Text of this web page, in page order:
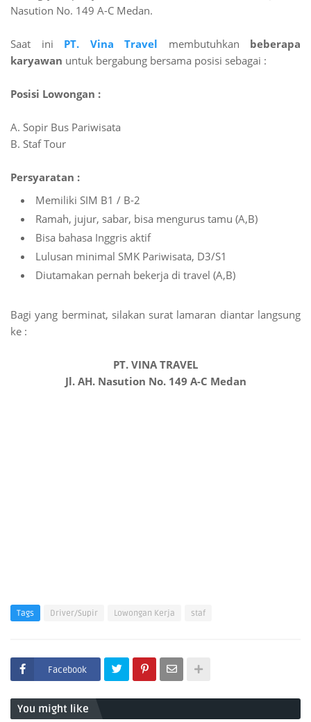
Nasution No. 149 A-C Medan.
Saat ini PT. Vina Travel membutuhkan beberapa
karyawan untuk bergabung bersama posisi sebagai :
Posisi Lowongan :
A. Sopir Bus Pariwisata
B. Staf Tour
Persyaratan :
Memiliki SIM B1 / B-2
Ramah, jujur, sabar, bisa mengurus tamu (A,B)
Bisa bahasa Inggris aktif
Lulusan minimal SMK Pariwisata, D3/S1
Diutamakan pernah bekerja di travel (A,B)
Bagi yang berminat, silakan surat lamaran diantar langsung
ke :
PT. VINA TRAVEL
Jl. AH. Nasution No. 149 A-C Medan
Tags Driver/Supir Lowongan Kerja staf
Facebook
You might like